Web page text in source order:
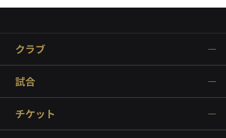
クラブ
試合
チケット